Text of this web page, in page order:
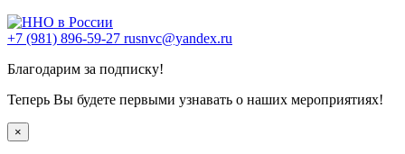
+7 (981) 896-59-27 rusnvc@yandex.ru
Благодарим за подписку!
Теперь Вы будете первыми узнавать о наших мероприятиях!
×